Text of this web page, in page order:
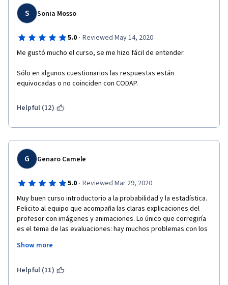
S Sonia Mosso
5.0 · Reviewed May 14, 2020
Me gustó mucho el curso, se me hizo fácil de entender.
Sólo en algunos cuestionarios las respuestas están
equivocadas o no coinciden con CODAP.
Helpful (12)
G Genaro Camele
5.0 · Reviewed Mar 29, 2020
Muy buen curso introductorio a la probabilidad y la estadística.
Felicito al equipo que acompaña las claras explicaciones del
profesor con imágenes y animaciones. Lo único que corregiría
es el tema de las evaluaciones: hay muchos problemas con los
desaprobado las evaluaciones porque en un item redondea
simplemente trunca, por ende uno está desaprobando a modo
Show more
Helpful (11)